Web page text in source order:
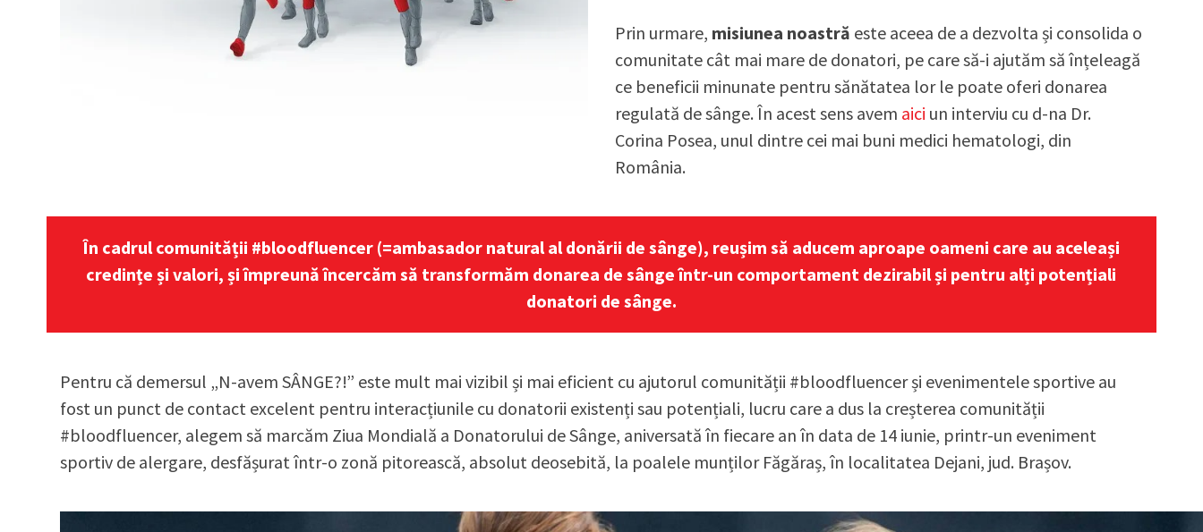
Prin urmare, misiunea noastră este aceea de a dezvolta și consolida o
comunitate cât mai mare de donatori, pe care să-i ajutăm să înțeleagă
ce beneficii minunate pentru sănătatea lor le poate oferi donarea
regulată de sânge. În acest sens avem aici un interviu cu d-na Dr.
Corina Posea, unul dintre cei mai buni medici hematologi, din
România.
În cadrul comunității #bloodfluencer (=ambasador natural al donării de sânge), reușim să aducem aproape oameni care au aceleași
credințe și valori, și împreună încercăm să transformăm donarea de sânge într-un comportament dezirabil și pentru alți potențiali
donatori de sânge.
Pentru că demersul „N-avem SÂNGE?!” este mult mai vizibil și mai eficient cu ajutorul comunității #bloodfluencer și evenimentele sportive au
fost un punct de contact excelent pentru interacțiunile cu donatorii existenți sau potențiali, lucru care a dus la creșterea comunității
#bloodfluencer, alegem să marcăm Ziua Mondială a Donatorului de Sânge, aniversată în fiecare an în data de 14 iunie, printr-un eveniment
sportiv de alergare, desfășurat într-o zonă pitorească, absolut deosebită, la poalele munților Făgăraș, în localitatea Dejani, jud. Brașov.